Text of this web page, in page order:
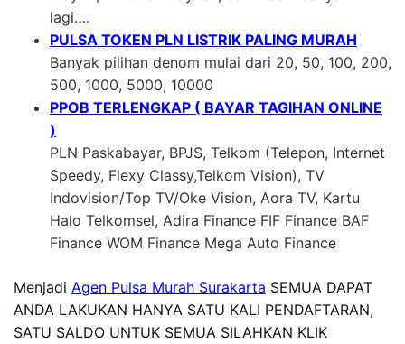
lagi….
PULSA TOKEN PLN LISTRIK PALING MURAH
Banyak pilihan denom mulai dari 20, 50, 100, 200,
500, 1000, 5000, 10000
PPOB TERLENGKAP ( BAYAR TAGIHAN ONLINE
)
PLN Paskabayar, BPJS, Telkom (Telepon, Internet
Speedy, Flexy Classy,Telkom Vision), TV
Indovision/Top TV/Oke Vision, Aora TV, Kartu
Halo Telkomsel, Adira Finance FIF Finance BAF
Finance WOM Finance Mega Auto Finance
Menjadi Agen Pulsa Murah Surakarta SEMUA DAPAT
ANDA LAKUKAN HANYA SATU KALI PENDAFTARAN,
SATU SALDO UNTUK SEMUA SILAHKAN KLIK